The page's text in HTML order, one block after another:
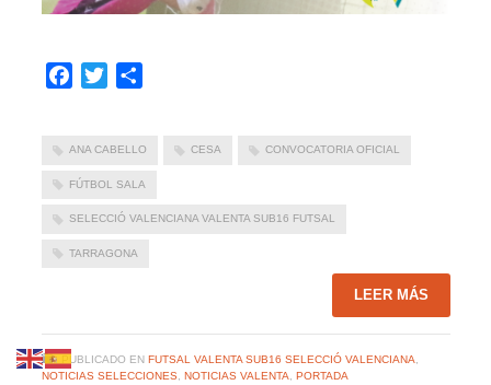
Facebook
Twitter
ANA CABELLO CESA CONVOCATORIA OFICIAL
FÚTBOL SALA
SELECCIÓ VALENCIANA VALENTA SUB16 FUTSAL
TARRAGONA
LEER MÁS
PUBLICADO EN FUTSAL VALENTA SUB16 SELECCIÓ VALENCIANA
NOTICIAS SELECCIONES, NOTICIAS VALENTA PORTADA